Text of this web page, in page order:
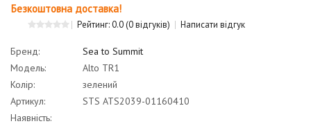
Безкоштовна доставка!
Рейтинг: 0.0(0 відгуків) Написати відгук
Бренд:
Sea to Summit
Модель:
Alto TR1
Колір:
зелений
Артикул:
STS ATS2039-01160410
Наявність: